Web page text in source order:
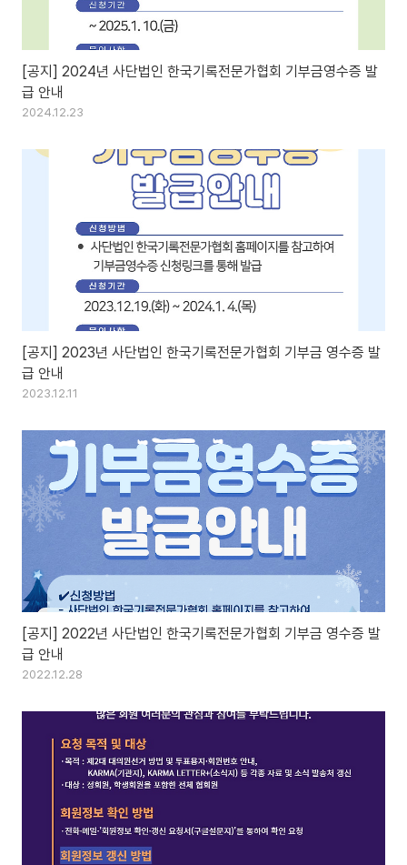
[공지] 2024년 사단법인 한국기록전문가협회 기부금영수증 발
급 안내
2024.12.23
[공지] 2023년 사단법인 한국기록전문가협회 기부금 영수증 발
급 안내
2023.12.11
[공지] 2022년 사단법인 한국기록전문가협회 기부금 영수증 발
급 안내
2022.12.28